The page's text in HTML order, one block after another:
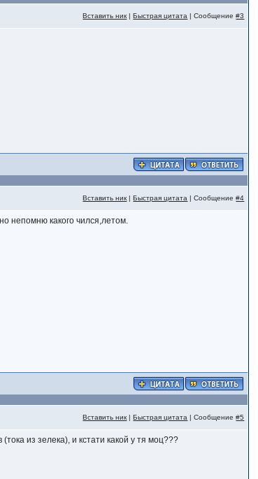
Вставить ник |Быстрая цитата | Сообщение#3
Вставить ник |Быстрая цитата | Сообщение#4
непомню какого чился,летом.
Вставить ник |Быстрая цитата | Сообщение#5
из зелека), и кстати какой у тя моц???